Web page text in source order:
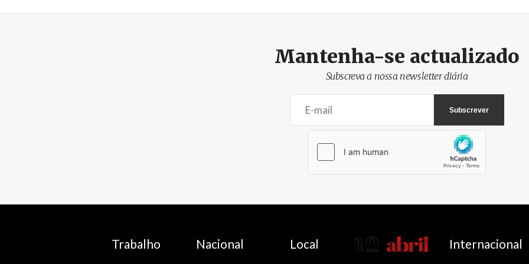
Mantenha-se actualizado
Subscreva a nossa newsletter diária
Trabalho Nacional Local AbrilAbril Internacional